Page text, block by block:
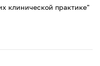
клинической практике"